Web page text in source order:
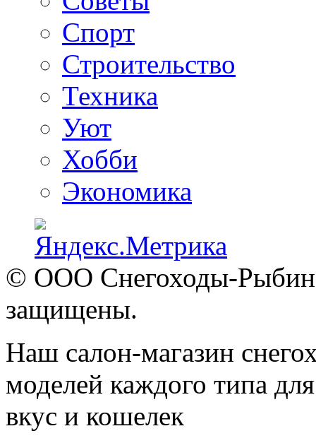
Спорт
Строительство
Техника
Уют
Хобби
Экономика
© ООО Снегоходы-
защищены.
Наш салон-магазин
моделей каждого типа
вкус и кошелек